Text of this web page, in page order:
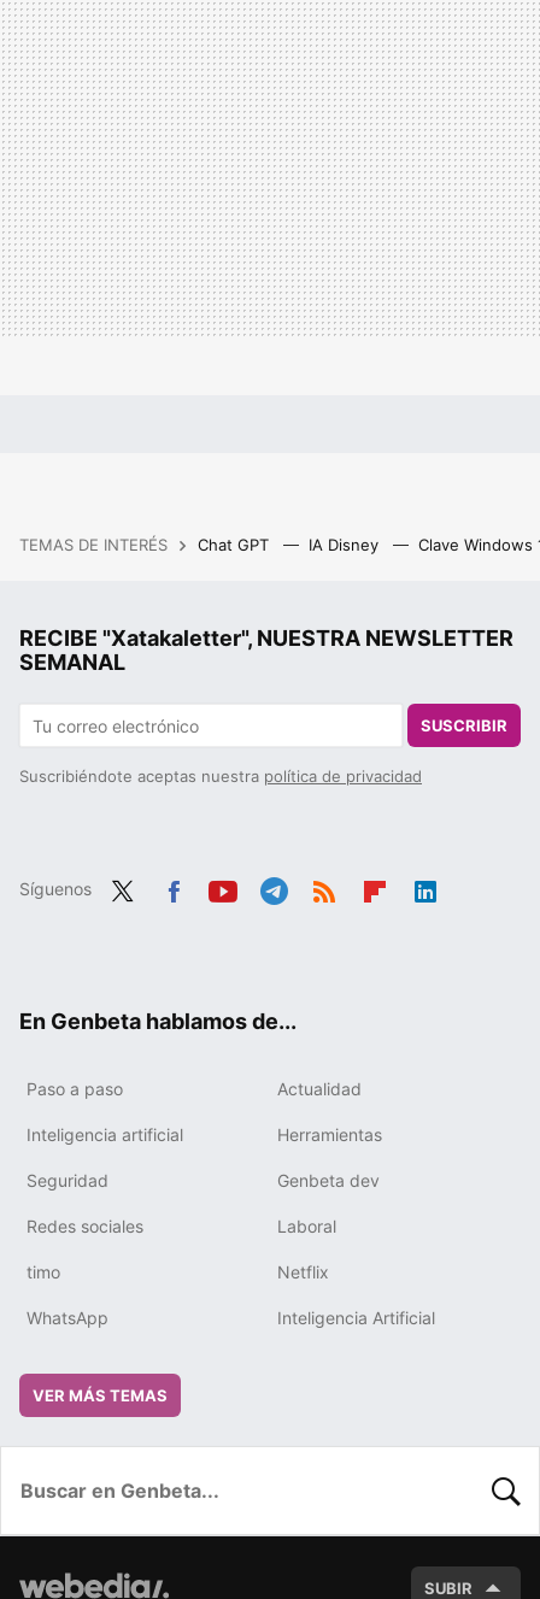
TEMAS DE INTERÉS Chat GPT IA Disney Clave Windows
RECIBE "Xatakaletter", NUESTRA NEWSLETTER
SEMANAL
SUSCRIBIR
Suscribiéndote aceptas nuestra política de privacidad
Síguenos
En Genbeta hablamos de...
Paso a paso Actualidad
Inteligencia artificial Herramientas
Seguridad Genbeta dev
Redes sociales Laboral
timo Netflix
WhatsApp Inteligencia Artificial
VER MÁS TEMAS
SUBIR